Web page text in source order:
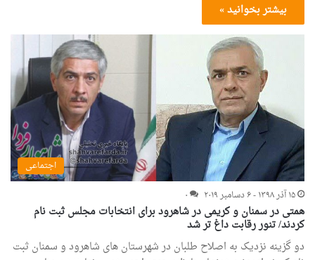
بیشتر بخوانید »
اجتماعی
۱۵ آذر ۱۳۹۸ - ۶ دسامبر ۲۰۱۹
۰
همتی در سمنان و کریمی در شاهرود برای انتخابات مجلس ثبت نام
کردند/ تنور رقابت داغ تر شد
دو گزینه نزدیک به اصلاح طلبان در شهرستان های شاهرود و سمنان ثبت